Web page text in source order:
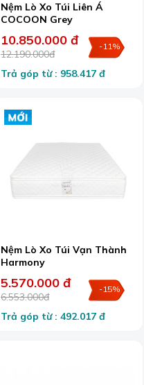
Nệm Lò Xo Túi Liên Á
COCOON Grey
10.850.000 đ
12.190.000đ
-11%
Trả góp từ : 958.417 đ
Nệm Lò Xo Túi Vạn Thành
Harmony
5.570.000 đ
6.553.000đ
-15%
Trả góp từ : 492.017 đ